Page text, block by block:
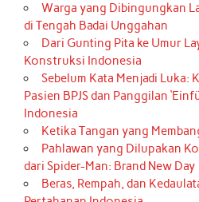
Warga yang Dibingungkan
di Tengah Badai Unggahan
Dari Gunting Pita ke Umur
Konstruksi Indonesia
Sebelum Kata Menjadi Luka:
Pasien BPJS dan Panggilan
Indonesia
Ketika Tangan yang
Pahlawan yang Dilupakan
dari Spider-Man: Brand New Day
Beras, Rempah, dan